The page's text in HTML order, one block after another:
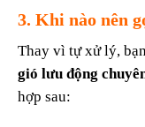
3. Khi nào nên
Thay vì tự xử lý,
gió lưu động
hợp sau: